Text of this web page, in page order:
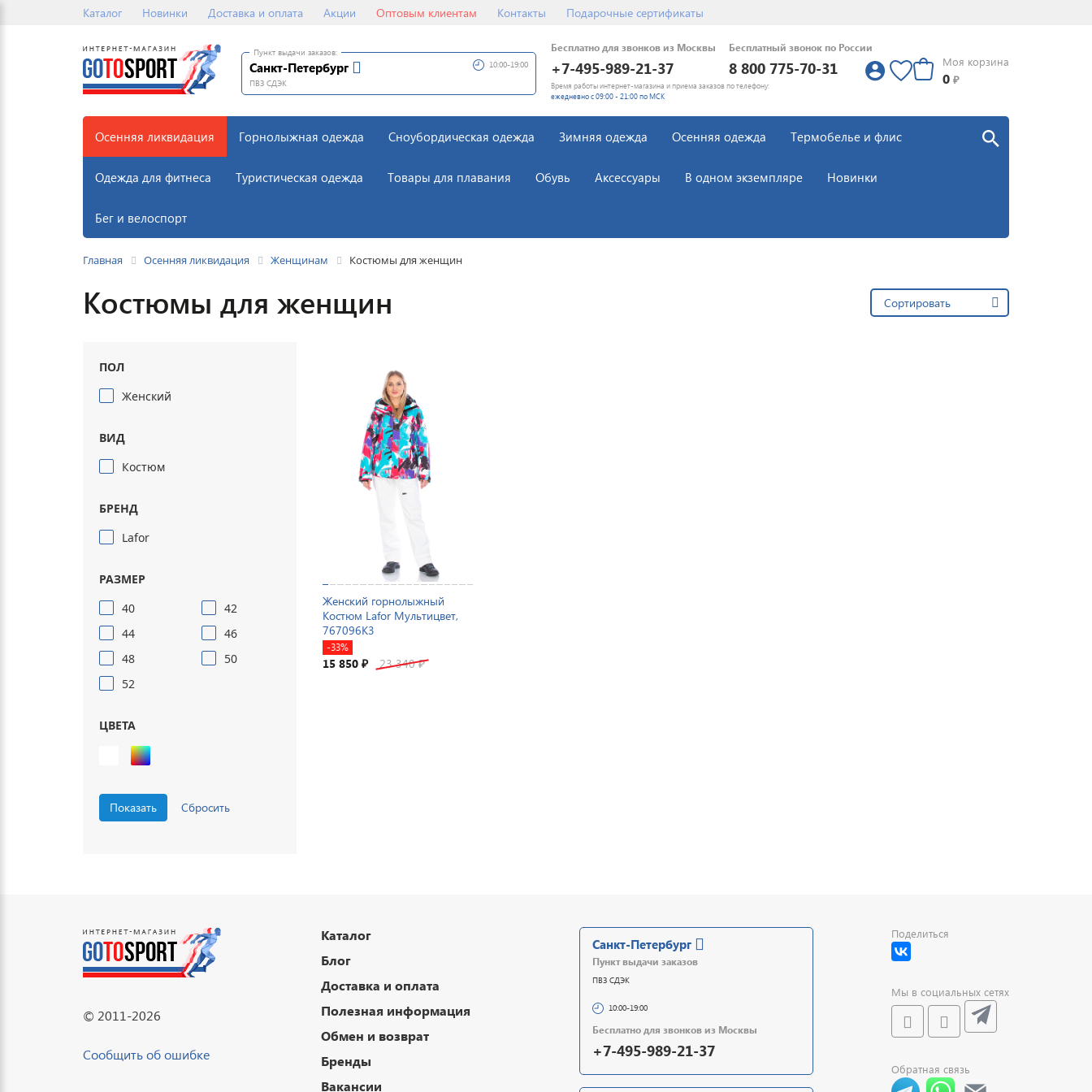
Каталог Новинки Доставка и оплата Акции Оптовым клиентам Контакты Подарочные сертификаты
Пункт выдачи заказов:
Санкт-Петербург
ПВЗ СДЭК
10:00-19:00
Бесплатно для звонков из Москвы
+7-495-989-21-37
Бесплатный звонок по России
8 800 775-70-31
Время работы интернет-магазина и приема заказов по телефону:
ежедневно с 09:00 - 21:00 по МСК
Моя корзина
0 ₽
Осенняя ликвидация Горнолыжная одежда Сноубордическая одежда Зимняя одежда Осенняя одежда Термобелье и флис
Одежда для фитнеса Туристическая одежда Товары для плавания Обувь Аксессуары В одном экземпляре Новинки
Бег и велоспорт
Главная Осенняя ликвидация Женщинам Костюмы для женщин
Сортировать
Костюмы для женщин
ПОЛ
Женский
ВИД
Костюм
БРЕНД
Lafor
РАЗМЕР
40
42
44
46
48
50
52
ЦВЕТА
Женский горнолыжный
Костюм Lafor Мультицвет,
767096K3
-33%
15 850 ₽ 23 340₽
© 2011-2026
Сообщить об ошибке
Каталог
Блог
Доставка и оплата
Полезная информация
Обмен и возврат
Бренды
Вакансии
Санкт-Петербург
Пункт выдачи заказов
ПВЗ СДЭК
10:00-19:00
Бесплатно для звонков из Москвы
+7-495-989-21-37
Поделиться
Мы в социальных сетях
Обратная связь